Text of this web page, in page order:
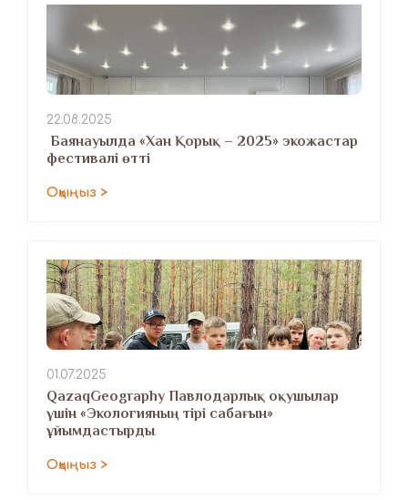
22.08.2025
​ Баянауылда «Хан Қорық – 2025» экожастар
фестивалі өтті
Оқыңыз >
01.07.2025
QazaqGeography Павлодарлық оқушылар
үшін «Экологияның тірі сабағын»
ұйымдастырды
Оқыңыз >